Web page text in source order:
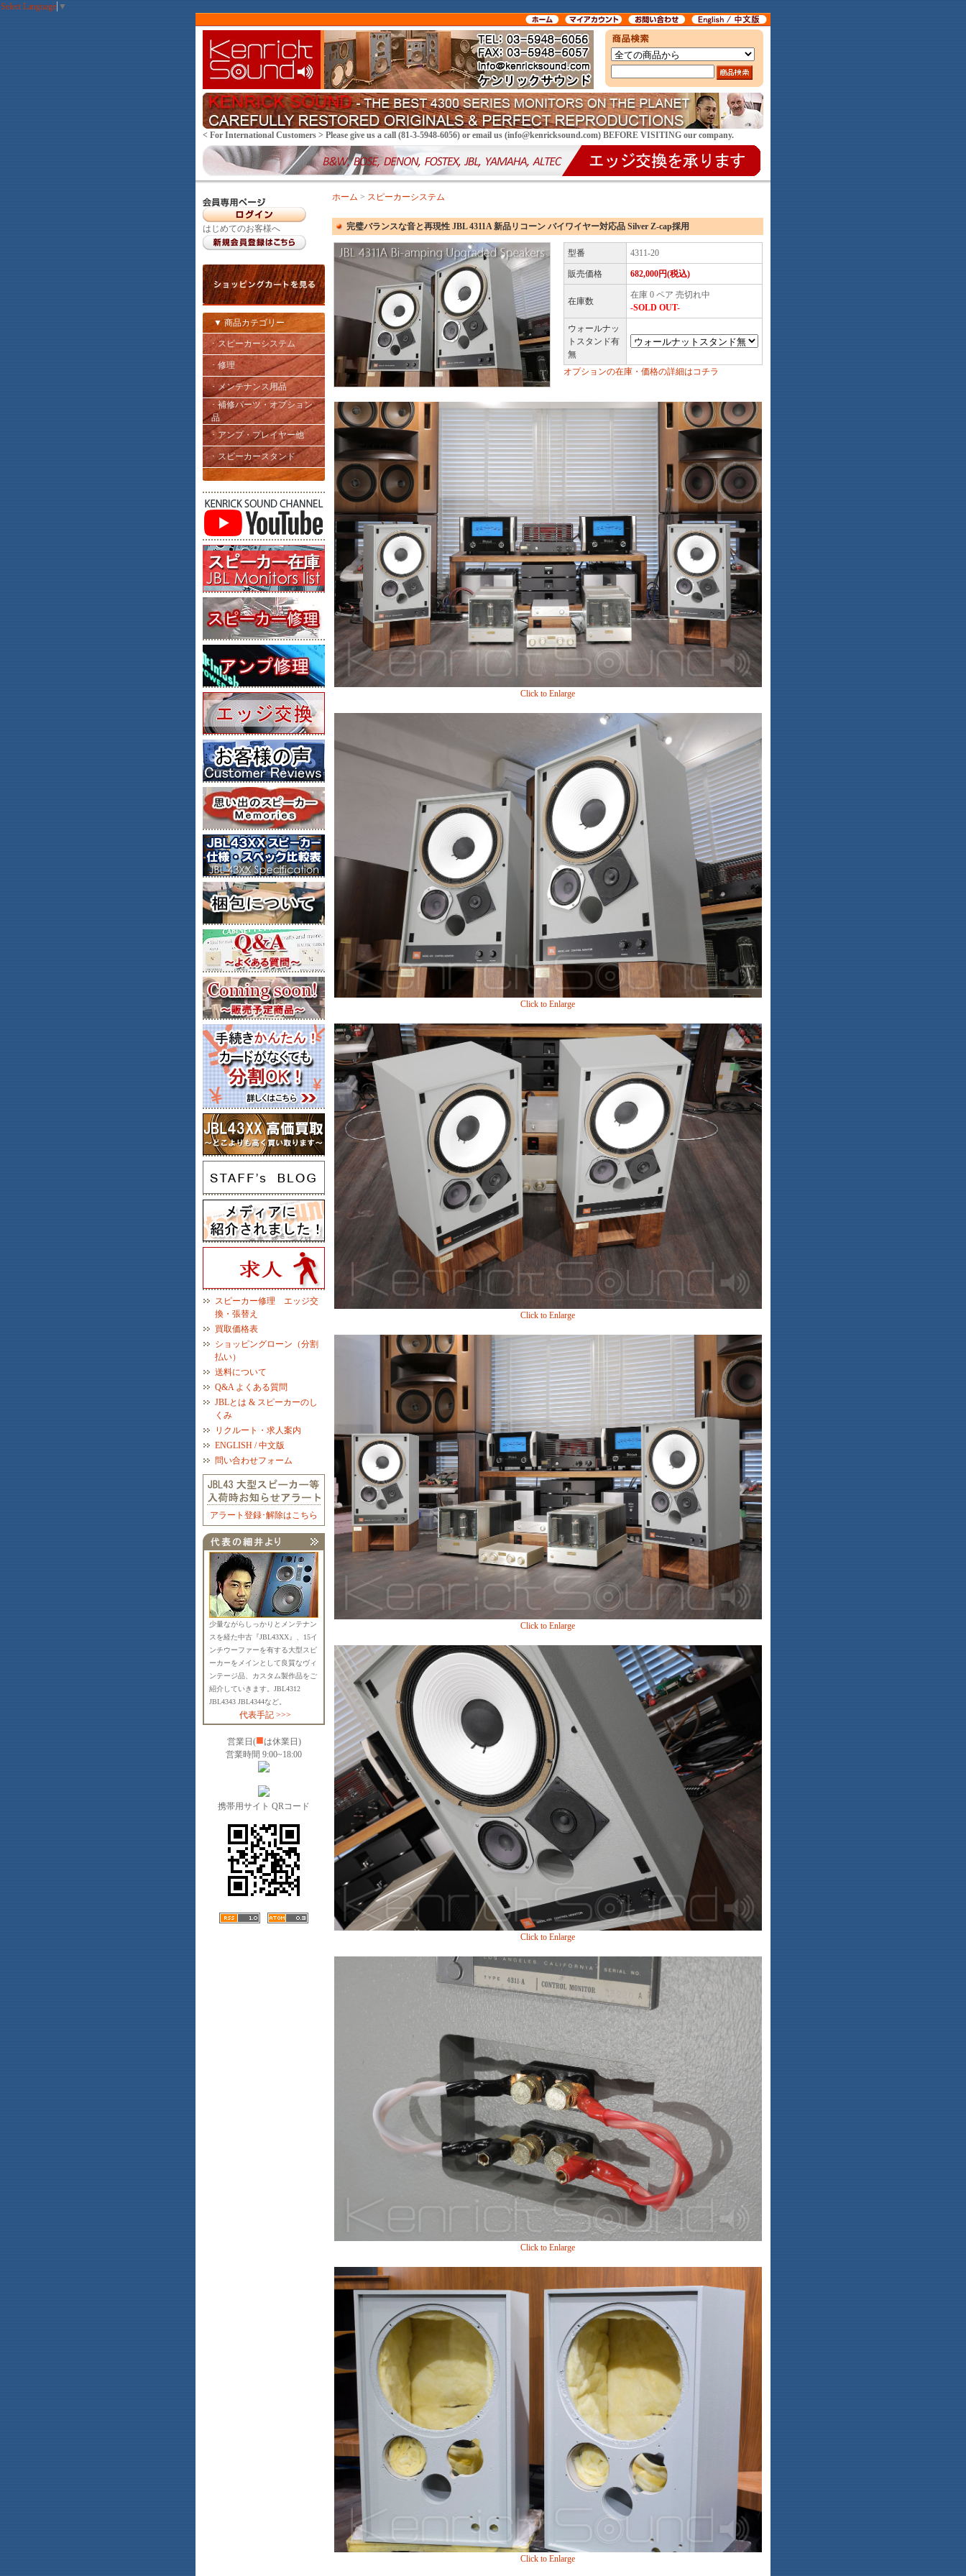
Select Language ▼
< For International Customers > Please give us a call (81-3-5948-6056) or email us (info@kenricksound.com) BEFORE VISITING our company.
はじめてのお客様へ
▼ 商品カテゴリー
･ スピーカーシステム
･ 修理
･ メンテナンス用品
･ 補修パーツ・オプション
品
･ アンプ・プレイヤー他
･ スピーカースタンド
スピーカー修理 エッジ交
換・張替え
買取価格表
ショッピングローン（分割
払い）
送料について
Q&A よくある質問
JBLとは & スピーカーのし
くみ
リクルート・求人案内
ENGLISH / 中文版
問い合わせフォーム
アラート登録･解除はこちら
少量ながらしっかりとメンテナン
スを経た中古『JBL43XX』、15イ
ンチウーファーを有する大型スピ
ーカーをメインとして良質なヴィ
ンテージ品、カスタム製作品をご
紹介していきます。JBL4312
JBL4343 JBL4344など。
代表手記 >>>
営業日(■は休業日)
営業時間 9:00~18:00
携帯用サイト QRコード
ホーム > スピーカーシステム
完璧バランスな音と再現性 JBL 4311A 新品リコーン バイワイヤー対応品 Silver Z-cap採用
型番 4311-20
販売価格 682,000円(税込)
在庫数
在庫 0 ペア 売切れ中
-SOLD OUT-
ウォールナッ
トスタンド有
無
オプションの在庫・価格の詳細はコチラ
Click to Enlarge
Click to Enlarge
Click to Enlarge
Click to Enlarge
Click to Enlarge
Click to Enlarge
Click to Enlarge